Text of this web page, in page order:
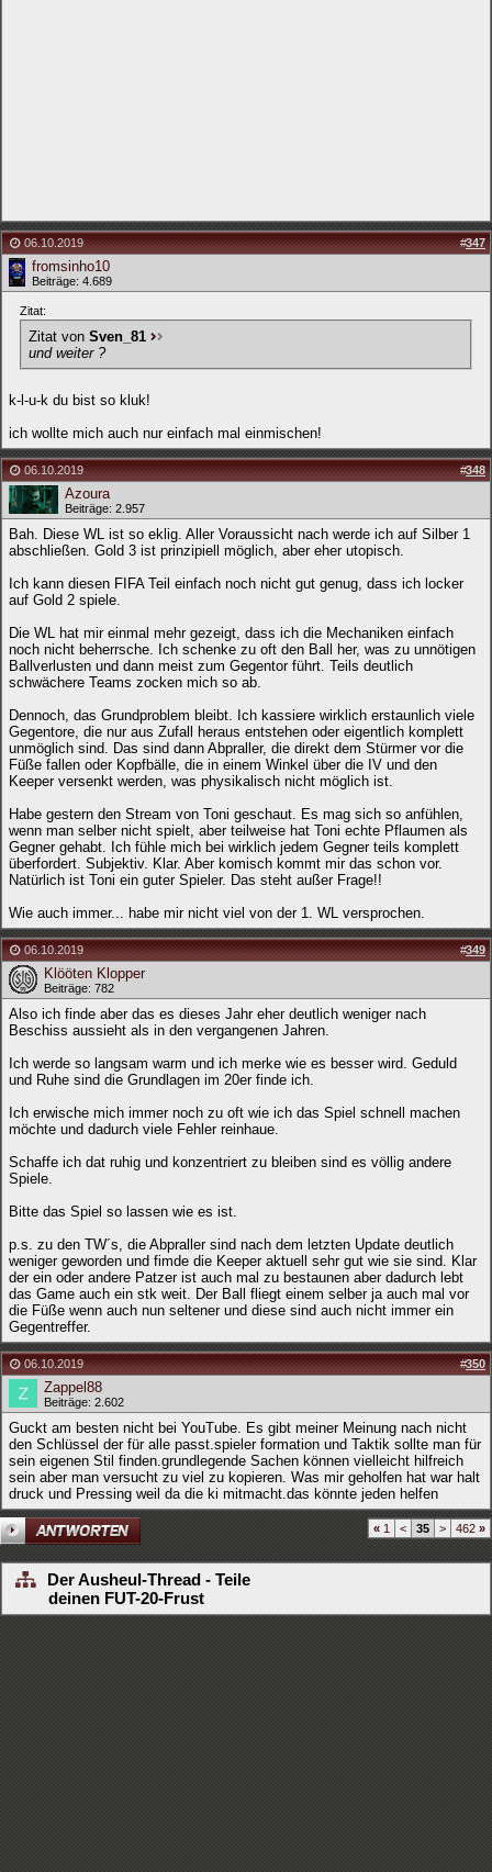
06.10.2019 #347
fromsinho10
Beiträge: 4.689
Zitat:
Zitat von Sven_81
und weiter ?
k-l-u-k du bist so kluk!
ich wollte mich auch nur einfach mal einmischen!
06.10.2019 #348
Azoura
Beiträge: 2.957
Bah. Diese WL ist so eklig. Aller Voraussicht nach werde ich auf Silber 1
abschließen. Gold 3 ist prinzipiell möglich, aber eher utopisch.
Ich kann diesen FIFA Teil einfach noch nicht gut genug, dass ich locker
auf Gold 2 spiele.
Die WL hat mir einmal mehr gezeigt, dass ich die Mechaniken einfach
noch nicht beherrsche. Ich schenke zu oft den Ball her, was zu unnötigen
Ballverlusten und dann meist zum Gegentor führt. Teils deutlich
schwächere Teams zocken mich so ab.
Dennoch, das Grundproblem bleibt. Ich kassiere wirklich erstaunlich viele
Gegentore, die nur aus Zufall heraus entstehen oder eigentlich komplett
unmöglich sind. Das sind dann Abpraller, die direkt dem Stürmer vor die
Füße fallen oder Kopfbälle, die in einem Winkel über die IV und den
Keeper versenkt werden, was physikalisch nicht möglich ist.
Habe gestern den Stream von Toni geschaut. Es mag sich so anfühlen,
wenn man selber nicht spielt, aber teilweise hat Toni echte Pflaumen als
Gegner gehabt. Ich fühle mich bei wirklich jedem Gegner teils komplett
überfordert. Subjektiv. Klar. Aber komisch kommt mir das schon vor.
Natürlich ist Toni ein guter Spieler. Das steht außer Frage!!
Wie auch immer... habe mir nicht viel von der 1. WL versprochen.
06.10.2019 #349
Klööten Klopper
Beiträge: 782
Also ich finde aber das es dieses Jahr eher deutlich weniger nach
Beschiss aussieht als in den vergangenen Jahren.
Ich werde so langsam warm und ich merke wie es besser wird. Geduld
und Ruhe sind die Grundlagen im 20er finde ich.
Ich erwische mich immer noch zu oft wie ich das Spiel schnell machen
möchte und dadurch viele Fehler reinhaue.
Schaffe ich dat ruhig und konzentriert zu bleiben sind es völlig andere
Spiele.
Bitte das Spiel so lassen wie es ist.
p.s. zu den TW´s, die Abpraller sind nach dem letzten Update deutlich
weniger geworden und fimde die Keeper aktuell sehr gut wie sie sind. Klar
der ein oder andere Patzer ist auch mal zu bestaunen aber dadurch lebt
das Game auch ein stk weit. Der Ball fliegt einem selber ja auch mal vor
die Füße wenn auch nun seltener und diese sind auch nicht immer ein
Gegentreffer.
06.10.2019 #350
Zappel88
Beiträge: 2.602
Guckt am besten nicht bei YouTube. Es gibt meiner Meinung nach nicht
den Schlüssel der für alle passt.spieler formation und Taktik sollte man für
sein eigenen Stil finden.grundlegende Sachen können vielleicht hilfreich
sein aber man versucht zu viel zu kopieren. Was mir geholfen hat war halt
druck und Pressing weil da die ki mitmacht.das könnte jeden helfen
« 1 < 35 > 462 »
Der Ausheul-Thread - Teile
deinen FUT-20-Frust